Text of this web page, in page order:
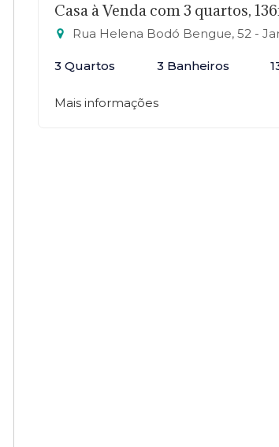
Casa à Venda com 3 quartos,
Rua Helena Bodó Bengue, 52 - Jardim
3 Quartos 3 Banheiros
Mais informações